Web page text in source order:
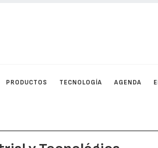
PRODUCTOS TECNOLOGÍA AGENDA